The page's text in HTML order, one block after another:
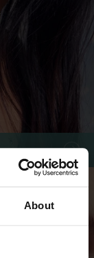
About